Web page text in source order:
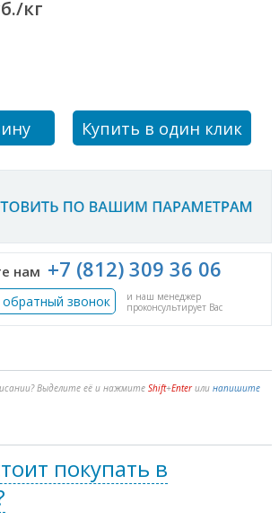
кг
Купить в один клик
нам +7 (812) 309 36 06
звонок
и наш менеджер
проконсультирует Вас
Выделите её и нажмите Shift+Enterили напишите
покупать в